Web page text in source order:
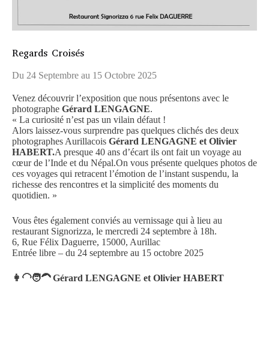
Regards Croisés
Du 24 Septembre au 15 Octobre 2025
Venez découvrir l’exposition que nous présentons avec le
photographe Gérard LENGAGNE.
« La curiosité n’est pas un vilain défaut !
Alors laissez-vous surprendre pas quelques clichés des deux
photographes Aurillacois Gérard LENGAGNE et Olivier
HABERT.A presque 40 ans d’écart ils ont fait un voyage au
cœur de l’Inde et du Népal.On vous présente quelques photos de
ces voyages qui retracent l’émotion de l’instant suspendu, la
richesse des rencontres et la simplicité des moments du
quotidien. »
Vous êtes également conviés au vernissage qui à lieu au
restaurant Signorizza, le mercredi 24 septembre à 18h.
6, Rue Félix Daguerre, 15000, Aurillac
Entrée libre – du 24 septembre au 15 octobre 2025
👩‍🦲🧑‍🦱 Gérard LENGAGNE et Olivier HABERT